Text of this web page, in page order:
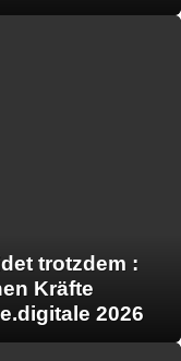
trotzdem :
Kräfte
2026